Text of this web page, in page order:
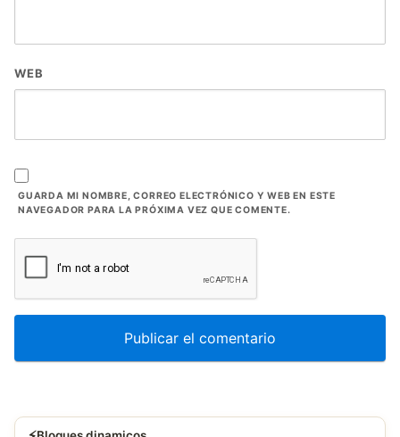
WEB
GUARDA MI NOMBRE, CORREO ELECTRÓNICO Y WEB EN ESTE
NAVEGADOR PARA LA PRÓXIMA VEZ QUE COMENTE.